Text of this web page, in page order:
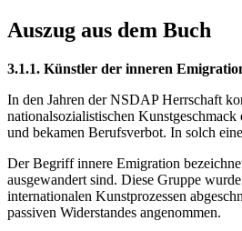
Auszug aus dem Buch
3.1.1. Künstler der inneren
In den Jahren der NSDAP Herrschaft
nationalsozialistischen
und bekamen Berufsverbot. In solch
Der Begriff innere Emigration
ausgewandert sind. Diese Gruppe
internationalen Kunstprozessen
passiven Widerstandes angenommen.